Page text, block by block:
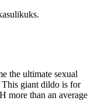
the ultimate sexual
giant dildo is for
more than an average